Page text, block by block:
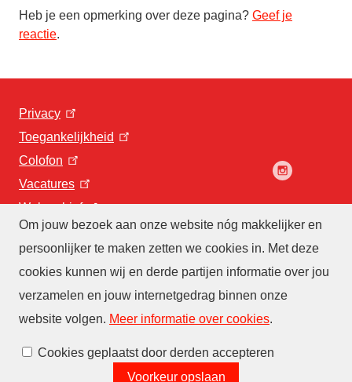
Om jouw bezoek aan onze website nóg makkelijker en
persoonlijker te maken zetten we cookies in. Met deze
cookies kunnen wij en derde partijen informatie over jou
verzamelen en jouw internetgedrag binnen onze
website volgen. Meer informatie over cookies.
Cookies geplaatst door derden accepteren
Voorkeur opslaan
Heb je een opmerking over deze pagina? Geef je
reactie.
Privacy
Toegankelijkheid
Colofon
Vacatures
Webarchief
Cookies beheren